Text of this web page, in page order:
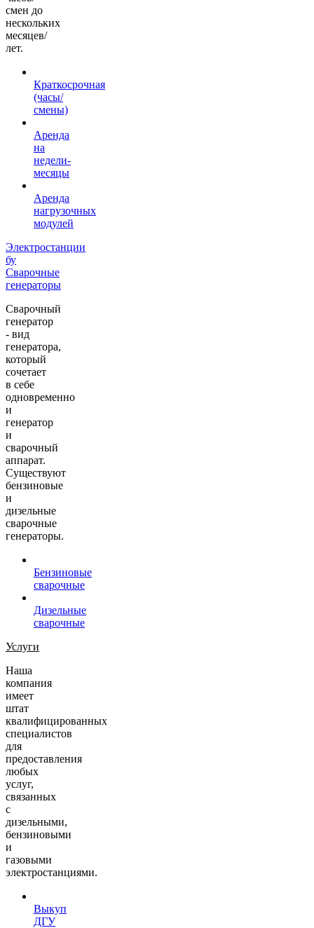
смен до
нескольких
месяцев/
лет.
Краткосрочная
(часы/
смены)
Аренда
на
недели-
месяцы
Аренда
нагрузочных
модулей
Электростанции
бу
Сварочные
генераторы
Сварочный
генератор
- вид
генератора,
который
сочетает
в себе
одновременно
и
генератор
и
сварочный
аппарат.
Существуют
бензиновые
и
дизельные
сварочные
генераторы.
Бензиновые
сварочные
Дизельные
сварочные
Услуги
Наша
компания
имеет
штат
квалифицированных
специалистов
для
предоставления
любых
услуг,
связанных
с
дизельными,
бензиновыми
и
газовыми
электростанциями.
Выкуп
ДГУ